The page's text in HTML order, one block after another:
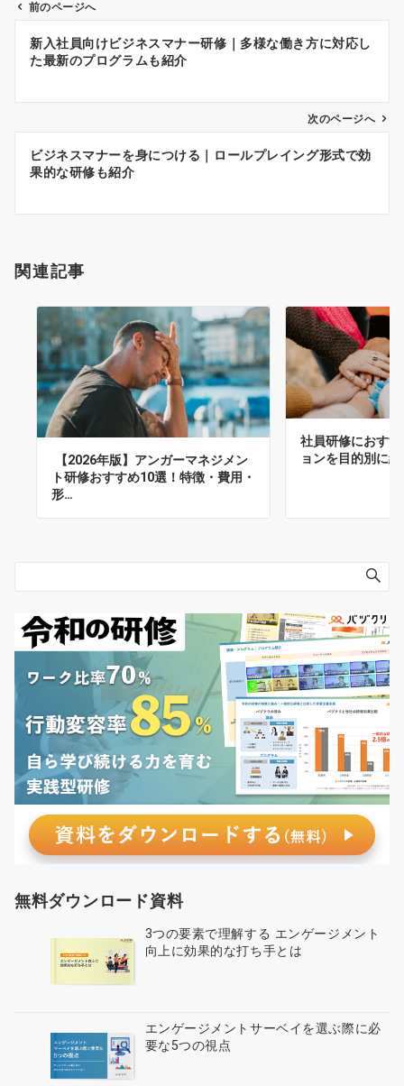
ビ
ン
前のページへ
新入社員向けビジネスマナー研修｜多様な働き方に対応し
た最新のプログラムも紹介
次のページへ
ビジネスマナーを身につける｜ロールプレイング形式で効
果的な研修も紹介
関連記事
【2026年版】アンガーマネジメン
ト研修おすすめ10選！特徴・費用・
形…
社員研修におす
ョンを目的別に紹
無料ダウンロード資料
3つの要素で理解する エンゲージメント
向上に効果的な打ち手とは
エンゲージメントサーベイを選ぶ際に必
要な5つの視点